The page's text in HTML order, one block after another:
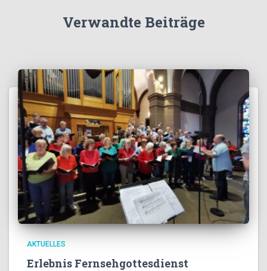
Verwandte Beiträge
AKTUELLES
Erlebnis Fernsehgottesdienst